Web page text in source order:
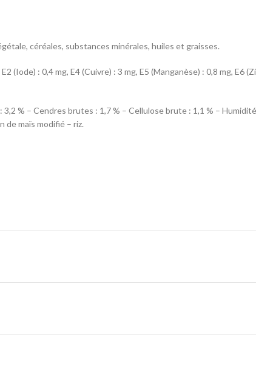
céréales, substances minérales, huiles et graisses.
(Iode) : 0,4 mg, E4 (Cuivre) : 3 mg, E5 (Manganèse) : 0,8 mg, E6
% – Cendres brutes : 1,7 % – Cellulose brute : 1,1 % –
de maïs modifié – riz.